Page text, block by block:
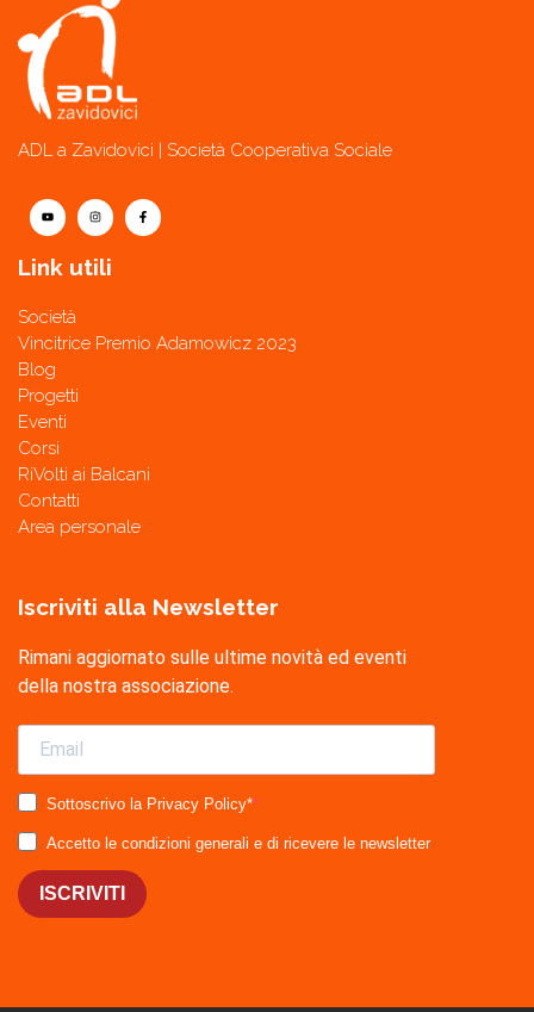
ADL a Zavidovici | Società Cooperativa Sociale
Link utili
Società
Vincitrice Premio Adamowicz 2023
Blog
Progetti
Eventi
Corsi
RiVolti ai Balcani
Contatti
Area personale
Iscriviti alla Newsletter
Rimani aggiornato sulle ultime novità ed eventi
della nostra associazione.
Sottoscrivo la Privacy Policy*
Accetto le condizioni generali e di ricevere le newsletter
ISCRIVITI